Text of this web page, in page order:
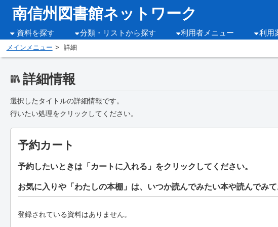
南信州図書館ネットワーク
資料を探す 分類・リストから探す 利用者メニュー 利用
メインメニュー 詳細
詳細情報
選択したタイトルの詳細情報です。
行いたい処理をクリックしてください。
予約カート
予約したいときは「カートに入れる」をクリックしてください。
お気に入りや「わたしの本棚」は、いつか読んでみたい本や読んでみ
登録されている資料はありません。